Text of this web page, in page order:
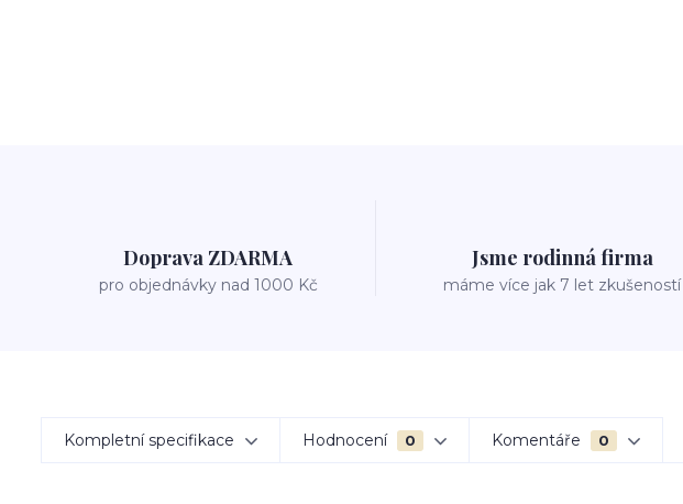
Doprava ZDARMA
pro objednávky nad 1000 Kč
Jsme rodinná firma
máme více jak 7 let zkušeností
Kompletní specifikace Hodnocení 0 Komentáře 0